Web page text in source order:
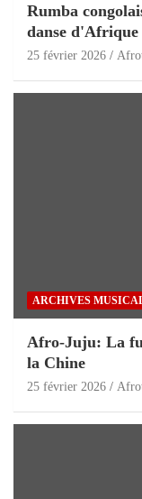
Rumba
danse d'Afrique
25 février 2026
ARCHIVES
Afro-Juju: La
la Chine
25 février 2026